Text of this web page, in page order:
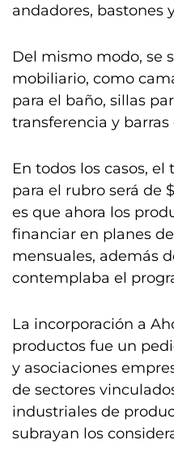
andadores, bastones
Del mismo modo, se
mobiliario, como
para el baño, sillas
transferencia y barras
En todos los casos,
para el rubro será de
es que ahora los
financiar en planes
mensuales, además
contemplaba el
La incorporación a
productos fue un
y asociaciones
de sectores
industriales de
subrayan los